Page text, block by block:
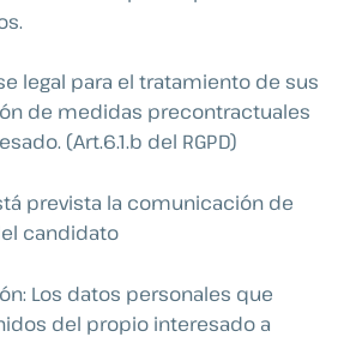
legal para el tratamiento de sus
de medidas precontractuales
(Art.6.1.b del RGPD)
prevista la comunicación de
candidato
Los datos personales que
del propio interesado a